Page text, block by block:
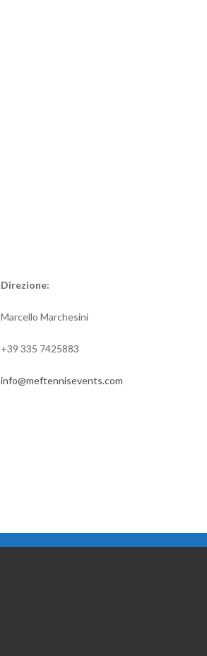
Direzione:
Marcello Marchesini
+39 335 7425883
info@meftennisevents.com